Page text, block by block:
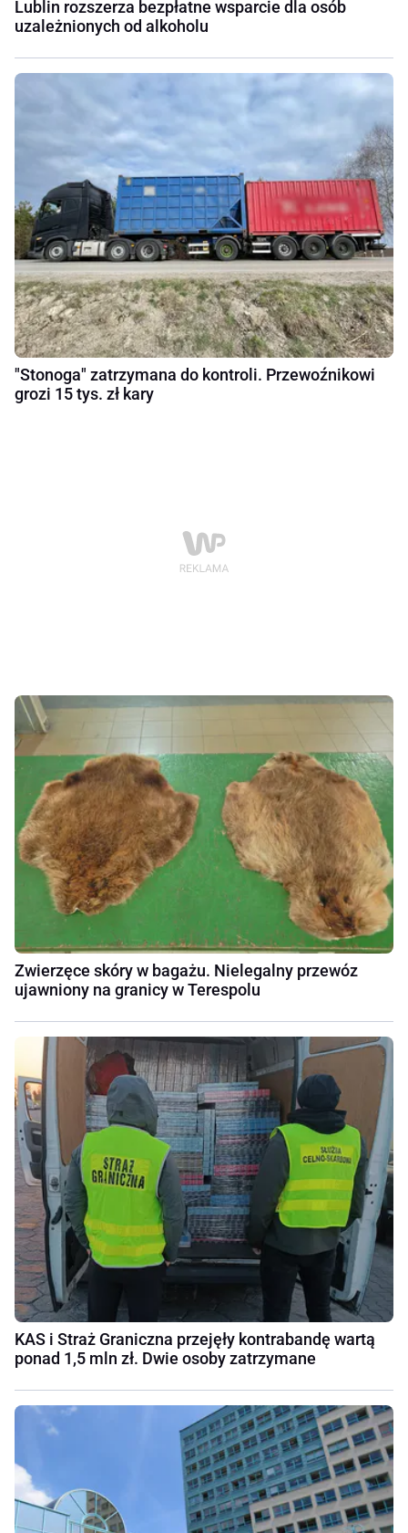
Lublin rozszerza bezpłatne wsparcie dla osób
uzależnionych od alkoholu
"Stonoga" zatrzymana do kontroli. Przewoźnikowi
grozi 15 tys. zł kary
Zwierzęce skóry w bagażu. Nielegalny przewóz
ujawniony na granicy w Terespolu
KAS i Straż Graniczna przejęły kontrabandę wartą
ponad 1,5 mln zł. Dwie osoby zatrzymane